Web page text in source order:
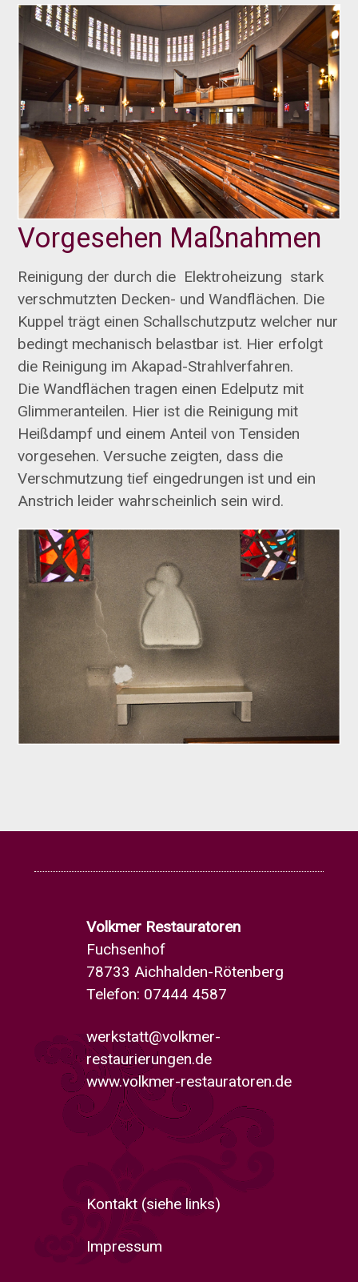
Vorgesehen Maßnahmen
Reinigung der durch die Elektroheizung stark
verschmutzten Decken- und Wandflächen. Die
Kuppel trägt einen Schallschutzputz welcher nur
bedingt mechanisch belastbar ist. Hier erfolgt
die Reinigung im Akapad-Strahlverfahren.
Die Wandflächen tragen einen Edelputz mit
Glimmeranteilen. Hier ist die Reinigung mit
Heißdampf und einem Anteil von Tensiden
vorgesehen. Versuche zeigten, dass die
Verschmutzung tief eingedrungen ist und ein
Anstrich leider wahrscheinlich sein wird.
Volkmer Restauratoren
Fuchsenhof
78733 Aichhalden-Rötenberg
Telefon: 07444 4587
werkstatt@volkmer-
restaurierungen.de
www.volkmer-restauratoren.de
Kontakt (siehe links)
Impressum